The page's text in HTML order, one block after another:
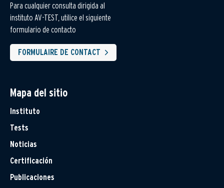
Para cualquier consulta dirigida al
instituto AV-TEST, utilice el siguiente
formulario de contacto
FORMULAIRE DE CONTACT
Mapa del sitio
Instituto
Tests
Noticias
Certificación
Publicaciones